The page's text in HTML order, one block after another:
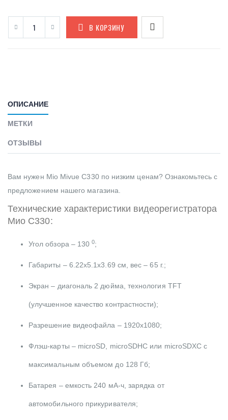
В КОРЗИНУ
ОПИСАНИЕ
МЕТКИ
ОТЗЫВЫ
Вам нужен Mio Mivue C330 по низким ценам? Ознакомьтесь с
предложением нашего магазина.
Технические характеристики видеорегистратора
Мио С330:
Угол обзора – 1300;
Габариты – 6.22х5.1х3.69 см, вес – 65 г.;
Экран – диагональ 2 дюйма, технология TFT
(улучшенное качество контрастности);
Разрешение видеофайла – 1920х1080;
Флэш-карты – microSD, microSDHC или microSDXC с
максимальным объемом до 128 Гб;
Батарея – емкость 240 мА-ч, зарядка от
автомобильного прикуривателя;